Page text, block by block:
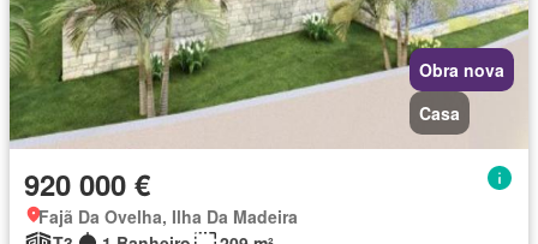
Obra nova
Casa
920 000 €
Fajã Da Ovelha, Ilha Da Madeira